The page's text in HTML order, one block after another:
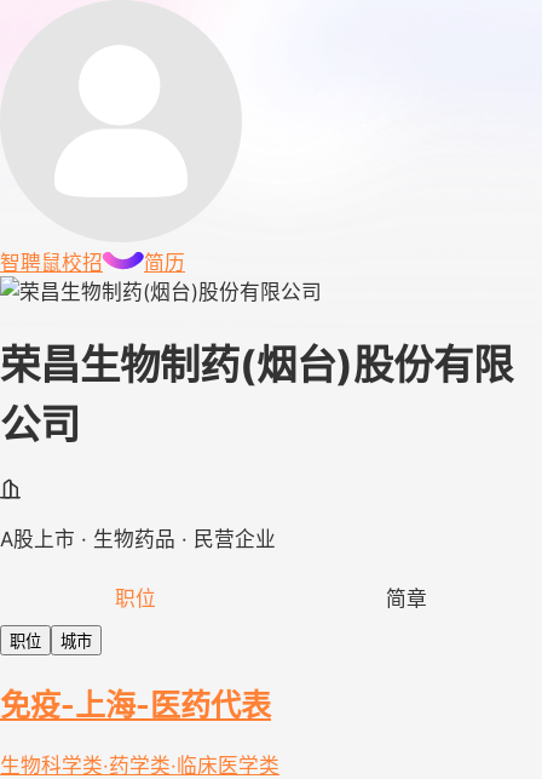
智聘鼠校招 简历
荣昌生物制药(烟台)股份有限
公司
A股上市 · 生物药品 · 民营企业
职位 简章
职位 城市
免疫-上海-医药代表
生物科学类·药学类·临床医学类